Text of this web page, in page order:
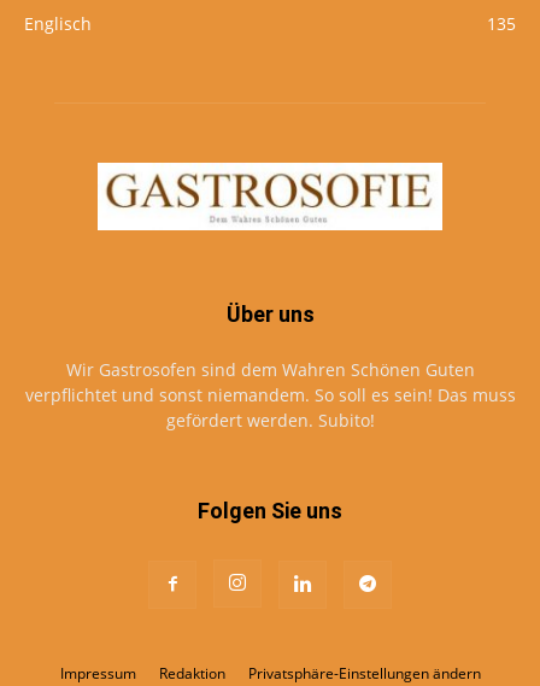
Englisch
135
Über uns
Wir Gastrosofen sind dem Wahren Schönen Guten
verpflichtet und sonst niemandem. So soll es sein! Das muss
gefördert werden. Subito!
Folgen Sie uns
Impressum Redaktion Privatsphäre-Einstellungen ändern